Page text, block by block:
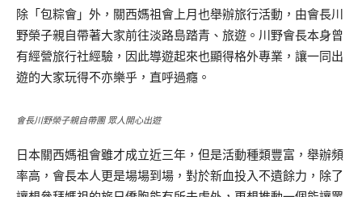
除「包粽會」外，關西媽祖會上月也舉辦旅行活動，由會長川
野榮子親自帶著大家前往淡路島踏青、旅遊。川野會長本身曾
有經營旅行社經驗，因此導遊起來也顯得格外專業，讓一同出
遊的大家玩得不亦樂乎，直呼過癮。
會長川野榮子親自帶團 眾人開心出遊
日本關西媽祖會雖才成立近三年，但是活動種類豐富，舉辦頻
率高，會長本人更是場場到場，對於新血投入不遺餘力，除了